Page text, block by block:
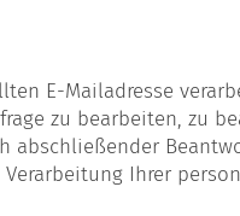
E-Mailadresse
zu bearbeiten, zu
abschließender
Ihrer